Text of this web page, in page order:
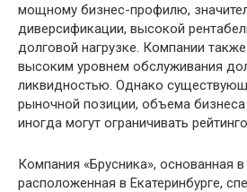
мощному бизнес-профилю,
диверсификации, высокой
долговой нагрузке. Компании также
высоким уровнем обслуживания
ликвидностью. Однако
рыночной позиции, объема
иногда могут ограничивать
Компания «Брусника», основанная в
расположенная в Екатеринбурге,